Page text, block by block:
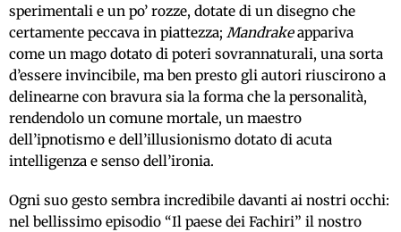
sperimentali e un po’ rozze, dotate di un disegno che
certamente peccava in piattezza; Mandrakeappariva
come un mago dotato di poteri sovrannaturali, una sorta
d’essere invincibile, ma ben presto gli autori riuscirono a
delinearne con bravura sia la forma che la personalità,
rendendolo un comune mortale, un maestro
dell’ipnotismo e dell’illusionismo dotato di acuta
intelligenza e senso dell’ironia.
Ogni suo gesto sembra incredibile davanti ai nostri occhi:
nel bellissimo episodio “Il paese dei Fachiri” il nostro